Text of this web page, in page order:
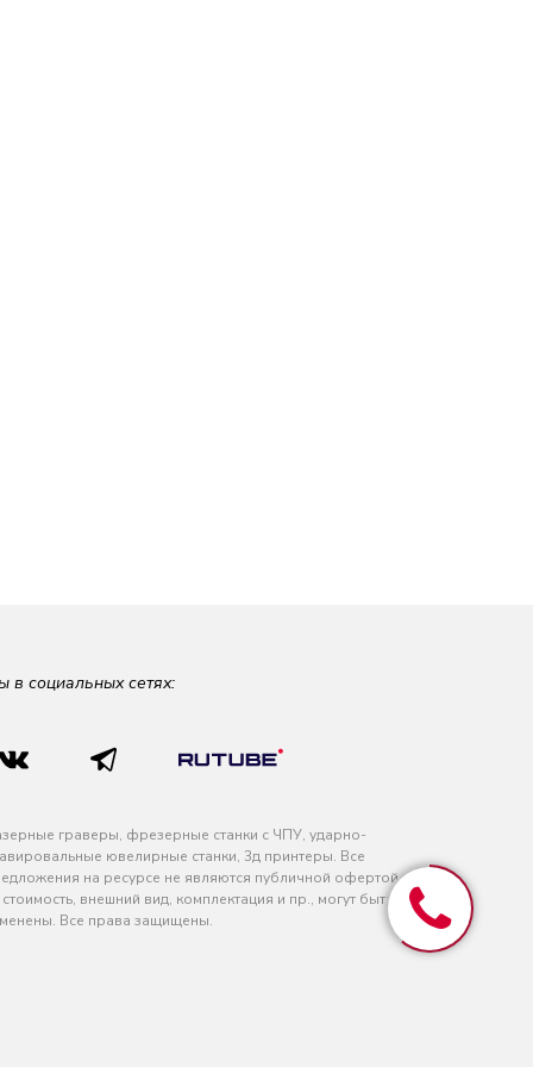
в социальных сетях:
граверы, фрезерные станки с ЧПУ, ударно-
ювелирные станки, 3д принтеры. Все
на ресурсе не являются публичной офертой
стоимость, внешний вид, комплектация и пр., могут быть
Все права защищены.